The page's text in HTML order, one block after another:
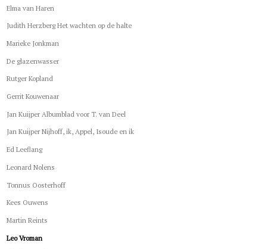
Elma van Haren
Judith Herzberg Het wachten op de halte
Marieke Jonkman
De glazenwasser
Rutger Kopland
Gerrit Kouwenaar
Jan Kuijper Albumblad voor T. van Deel
Jan Kuijper Nijhoff, ik, Appel, Isoude en ik
Ed Leeflang
Leonard Nolens
Tonnus Oosterhoff
Kees Ouwens
Martin Reints
Leo Vroman